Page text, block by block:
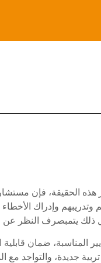
الحقيقة، فإن
وإدراك
ذلك يتمبصرف النظر عن
ضمان قابلية
جديدة، والتواجد